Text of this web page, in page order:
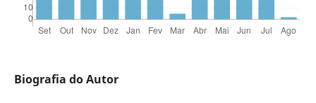
Biografia do Autor